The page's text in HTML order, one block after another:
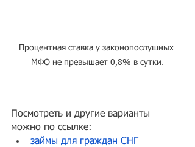
Процентная ставка у законопослушных
МФО не превышает 0,8% в сутки.
Посмотреть и другие варианты
можно по ссылке:
займы для граждан СНГ